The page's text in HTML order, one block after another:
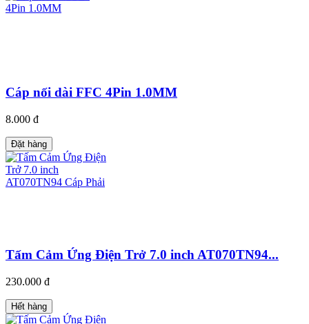
Cáp nối dài FFC 4Pin 1.0MM
8.000 đ
Đặt hàng
Tấm Cảm Ứng Điện Trở 7.0 inch AT070TN94...
230.000 đ
Hết hàng